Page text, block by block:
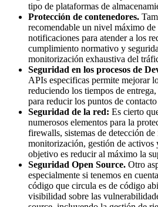
tipo de plataformas de
Protección de contenedores.
recomendable un nivel máximo
notificaciones para atender a los
cumplimiento normativo y
monitorización exhaustiva del
Seguridad en los procesos de
APIs especificas permite mejorar
reduciendo los tiempos de
para reducir los puntos de
Seguridad de la red: Es cierto
numerosos elementos para la
firewalls, sistemas de detección de
monitorización, gestión de activos
objetivo es reducir al máximo la
Seguridad Open Source. Otro
especialmente si tenemos en
código que circula es de código
visibilidad sobre las